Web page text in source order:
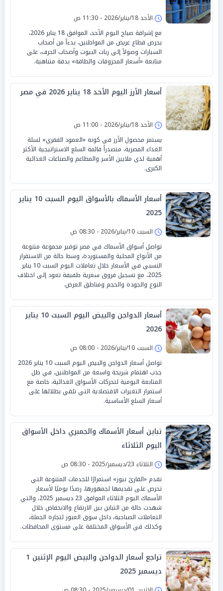
الأحد 18/يناير/2026 - 11:30 ص
مع إشراقة صباح اليوم الأحد، الموافق 18 يناير 2026،
يحرص قطاع عريض من المواطنين، بدءاً من أصحاب
السيارات وصولاً إلى ربات البيوت وأصحاب الحرف، على
متابعة «أسعار المحروقات والطاقة» بدقة متناهية.
أسعار الأرز اليوم الأحد 18 يناير 2026 في مصر
الأحد 18/يناير/2026 - 11:00 ص
يستمر محصول الأرز في كونه «العمود الفقري» لسلة
الغذاء المصرية، متصدراً قائمة السلع الاستراتيجية الأكثر
أهمية لدى ملايين الأسر والمطاعم والصناعات الغذائية
الكبرى.
أسعار الأسماك بالأسواق اليوم السبت 10 يناير
2025
السبت 10/يناير/2026 - 08:30 ص
تواصل أسواق الأسماك في مصر توفير مجموعة متنوعة
من الأنواع المحلية والمستوردة، وسط حالة من الاستقرار
النسبي في الأسعار خلال تعاملات اليوم السبت 10 يناير
2025، مع تسجيل فروق سعرية طفيفة تعود إلى اختلاف
النوع والجودة والحجم ومناطق العرض.
أسعار الدواجن والبيض اليوم السبت 10 يناير
2026
السبت 10/يناير/2026 - 08:00 ص
تواصل أسعار الدواجن والبيض اليوم السبت 10 يناير 2026
جذب اهتمام شريحة واسعة من المواطنين، في ظل
المتابعة اليومية لتحركات الأسواق الغذائية، خاصة مع
استمرار التغيرات الاقتصادية التي تلقي بظلالها على
أسعار السلع الأساسية.
تباين أسعار الأسماك والجمبري داخل الأسواق
اليوم الثلاثاء
الثلاثاء 23/ديسمبر/2025 - 08:30 ص
تقدم «القارئ نيوز» استمرارًا للخدمات المتنوعة التي
تحرص على تقديمها لجمهورها، رصدًا يوميًا لأسعار
الأسماك اليوم الثلاثاء الموافق 23 ديسمبر 2025، والتي
شهدت حالة من التباين بين الارتفاع والانخفاض خلال
التعاملات الصباحية، داخل سوق العبور لتجارة الجملة،
وكذلك في الأسواق المختلفة على مستوى المحافظات.
تراجع أسعار الدواجن والبيض اليوم الإثنين 1
ديسمبر 2025